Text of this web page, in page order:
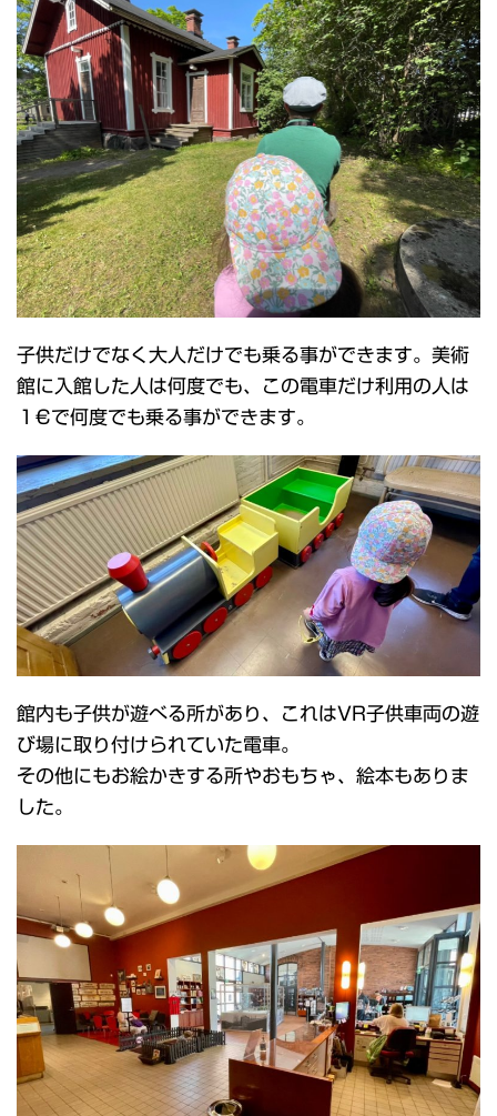
子供だけでなく大人だけでも乗る事ができます。美術
館に入館した人は何度でも、この電車だけ利用の人は
１€で何度でも乗る事ができます。
館内も子供が遊べる所があり、これはVR子供車両の遊
び場に取り付けられていた電車。
その他にもお絵かきする所やおもちゃ、絵本もありま
した。